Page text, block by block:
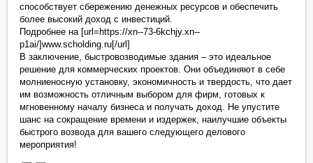
способствует сбережению денежных ресурсов и обеспечить
более высокий доход с инвестиций.
Подробнее на [url=https://xn--73-6kchjy.xn--
p1ai/]www.scholding.ru[/url]
В заключение, быстровозводимые здания – это идеальное
решение для коммерческих проектов. Они объединяют в себе
молниеносную установку, экономичность и твердость, что дает
им возможность отличным выбором для фирм, готовых к
мгновенному началу бизнеса и получать доход. Не упустите
шанс на сокращение времени и издержек, наилучшие объекты
быстрого возвода для вашего следующего делового
мероприятия!